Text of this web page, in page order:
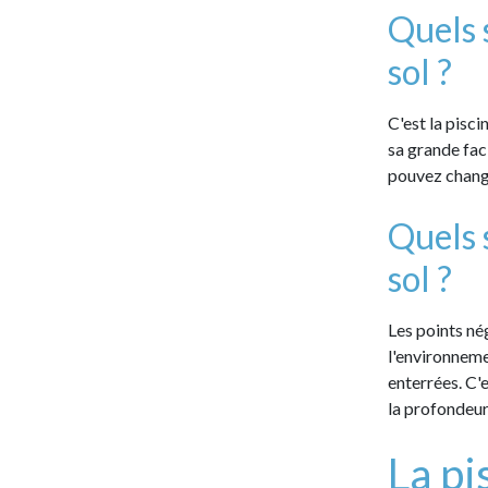
Quels
sol ?
C'est la
sa grande
pouvez
Quels
sol ?
Les points
enterrées.
la
La